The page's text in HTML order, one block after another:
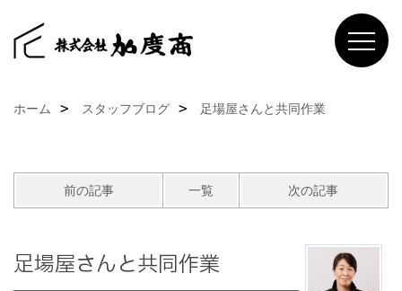
ホーム スタッフブログ 足場屋さんと共同作業
前の記事 一覧 次の記事
足場屋さんと共同作業